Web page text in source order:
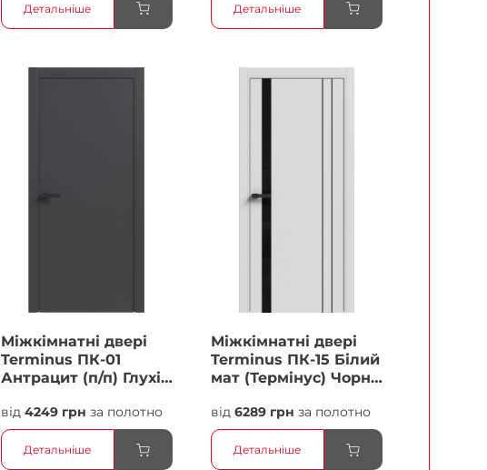
Детальніше Детальніше
Міжкімнатні двері
Terminus ПК-01
Антрацит (п/п) Глухі
від 4249 грн за полотно
Детальніше
Міжкімнатні двері
Terminus ПК-15 Білий
мат (Термінус) Чорне
від 6289 грн за полотно
Детальніше